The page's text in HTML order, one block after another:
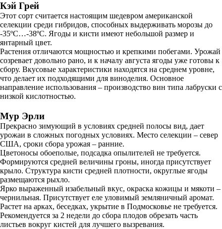
Кэй Грей
Этот сорт считается настоящим шедевром американской
селекции среди гибридов, способных выдерживать морозы до
-35ºC…-38ºC. Ягоды и кисти имеют небольшой размер и
янтарный цвет.
Растения отличаются мощностью и крепкими побегами. Урожай
созревает довольно рано, и к началу августа ягоды уже готовы к
сбору. Вкусовые характеристики находятся на среднем уровне,
что делает их подходящими для виноделия. Основное
направление использования – производство вин типа лабруски с
низкой кислотностью.
Мур Эрли
Прекрасно зимующий в условиях средней полосы вид, дает
урожаи в сложных погодных условиях. Место селекции – север
США, сроки сбора урожая – ранние.
Цветоносы обоеполые, подсадка опылителей не требуется.
Формируются средней величины гроны, иногда присутствует
крыло. Структура кисти средней плотности, округлые ягоды
размещаются рыхло.
Ярко выраженный изабельный вкус, окраска кожицы и мякоти –
чернильная. Присутствует еле уловимый земляничный аромат.
Растет на арках, беседках, укрытие в Подмосковье не требуется.
Рекомендуется за 2 недели до сбора плодов обрезать часть
листьев вокруг кистей для лучшего вызревания.